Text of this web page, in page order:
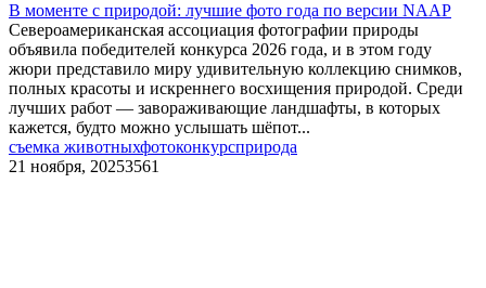
В моменте с природой: лучшие фото года по версии NAAP
Североамериканская ассоциация фотографии природы
объявила победителей конкурса 2026 года, и в этом году
жюри представило миру удивительную коллекцию снимков,
полных красоты и искреннего восхищения природой. Среди
лучших работ — завораживающие ландшафты, в которых
кажется, будто можно услышать шёпот...
съемка животныхфотоконкурсприрода
21 ноября, 20253561